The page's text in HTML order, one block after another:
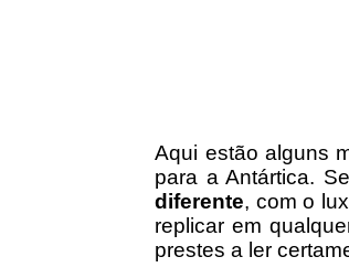
Aqui estão alguns
para a Antártica.
diferente, com o
replicar em
prestes a ler